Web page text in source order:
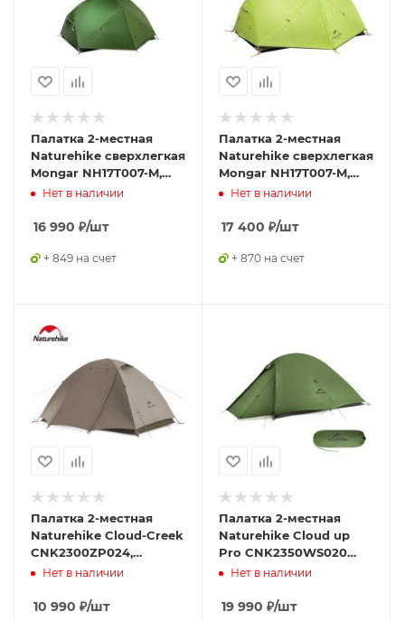
Палатка 2-местная
Naturehike сверхлегкая
Mongar NH17T007-M,
210T , зеленый,
Нет в наличии
16 990 ₽/шт
+ 849 на счет
Палатка 2-местная
Naturehike сверхлегкая
Mongar NH17T007-M,
20D , светло-зеленый,
Нет в наличии
17 400 ₽/шт
+ 870 на счет
Палатка 2-местная
Naturehike Cloud-Creek
CNK2300ZP024,
коричневый,
Нет в наличии
10 990 ₽/шт
Палатка 2-местная
Naturehike Cloud up
Pro CNK2350WS020
светло-серый
Нет в наличии
19 990 ₽/шт